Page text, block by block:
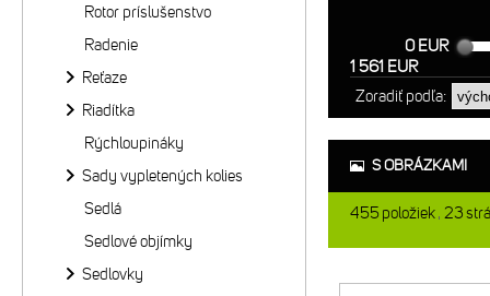
0 EUR
1 561 EUR
Zoradiť podľa:
S OBRÁZKAMI
455položiek 23
Rotor príslušenstvo
Radenie
Reťaze
Riadítka
Rýchloupináky
Sady vypletených kolies
Sedlá
Sedlové objímky
Sedlovky